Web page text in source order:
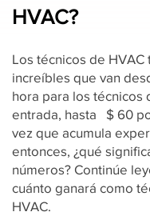
HVAC?
Los técnicos de HVAC
increíbles que van
hora para los técnicos
entrada, hasta $ 60
vez que acumula
entonces, ¿qué
números? Continúe
cuánto ganará como
HVAC.